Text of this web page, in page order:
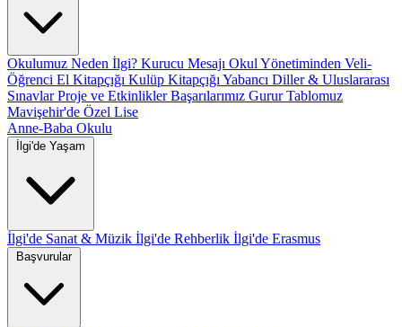
Okulumuz Neden İlgi? Kurucu Mesajı Okul Yönetiminden Veli-
Öğrenci El Kitapçığı Kulüp Kitapçığı Yabancı Diller & Uluslararası
SınavlarProje ve EtkinliklerBaşarılarımız Gurur Tablomuz
Mavişehir'de Özel Lise
Anne-Baba Okulu
İlgi'de Yaşam
İlgi'de Sanat & Müzik İlgi'de Rehberlik İlgi'de Erasmus
Başvurular